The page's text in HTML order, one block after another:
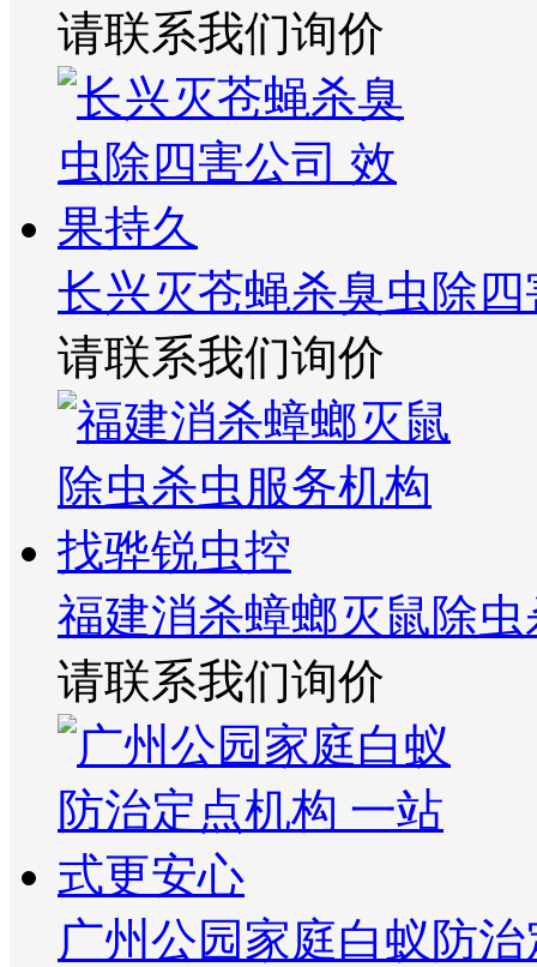
请联系我们询价
长兴灭苍蝇杀臭虫除
请联系我们询价
福建消杀蟑螂灭鼠除
请联系我们询价
广州公园家庭白蚁防